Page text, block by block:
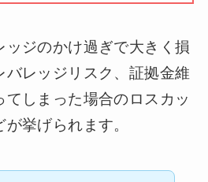
ッジのかけ過ぎで大きく損
バレッジリスク、証拠金維
しまった場合のロスカッ
挙げられます。